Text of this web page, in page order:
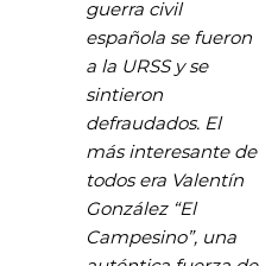
guerra civil
española se fueron
a la URSS y se
sintieron
defraudados. El
más interesante de
todos era Valentín
González “El
Campesino”, una